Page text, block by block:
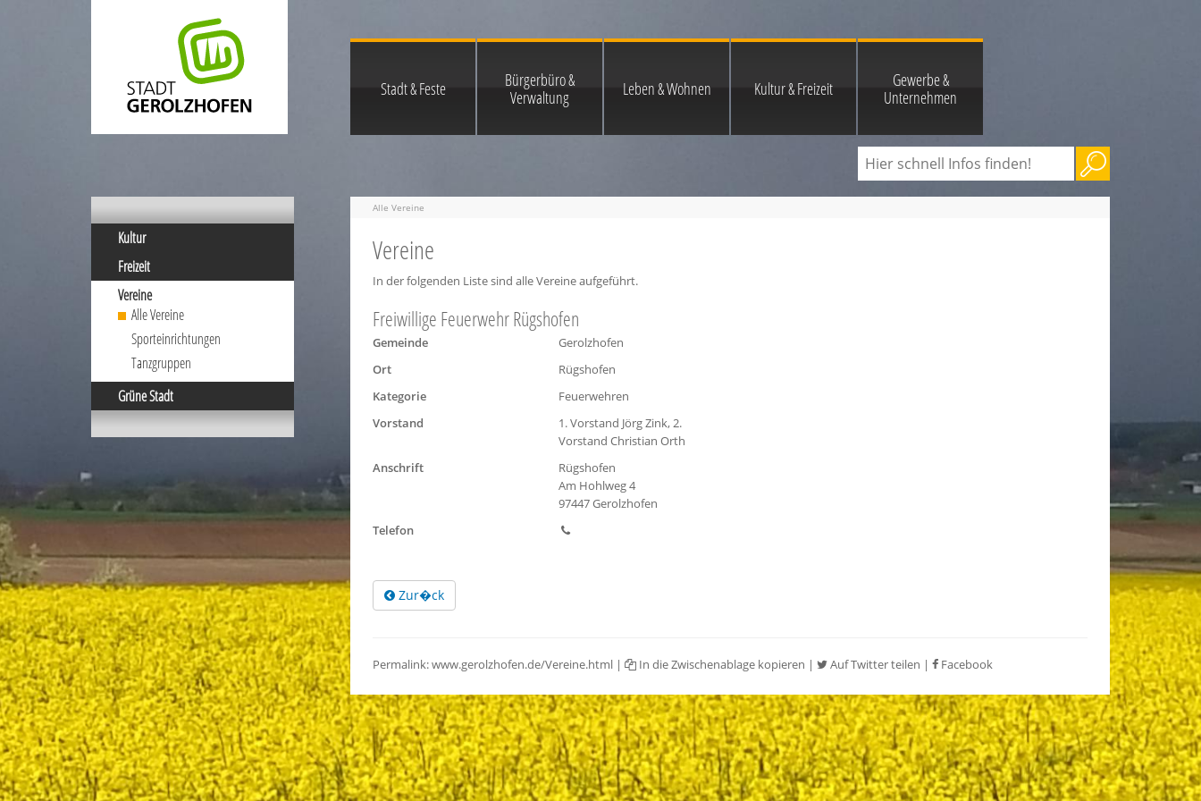
Stadt & Feste
Bürgerbüro &
Verwaltung
Leben & Wohnen Kultur & Freizeit
Gewerbe &
Unternehmen
Kultur
Freizeit
Vereine
Alle Vereine
Sporteinrichtungen
Tanzgruppen
Grüne Stadt
Alle Vereine
Vereine
In der folgenden Liste sind alle Vereine aufgeführt.
Freiwillige Feuerwehr Rügshofen
Gemeinde
Gerolzhofen
Ort
Rügshofen
Kategorie
Feuerwehren
Vorstand
1. Vorstand Jörg Zink, 2.
Vorstand Christian Orth
Anschrift
Rügshofen
Am Hohlweg 4
97447 Gerolzhofen
Telefon
Zur�ck
Permalink:www.gerolzhofen.de/Vereine.html | In die Zwischenablage kopieren | Auf Twitter teilen | Facebook